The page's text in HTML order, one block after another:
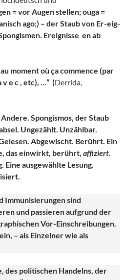
= vor Augen stellen; ouga =
ago;) – der Staub von Er-eig-
Ereignisse en ab
moment où ça commence (par
e c , etc), …” (Derrida,
Spongismos, der Staub
Ungezählt. Unzählbar.
Abgewischt. Berührt. Ein
das einwirkt, berührt, affiziert.
Eine ausgewählte Lesung.
Immunisierungen sind
und passieren aufgrund der
Vor-Einschreibungen.
– als Einzelner wie als
des politischen Handelns, der